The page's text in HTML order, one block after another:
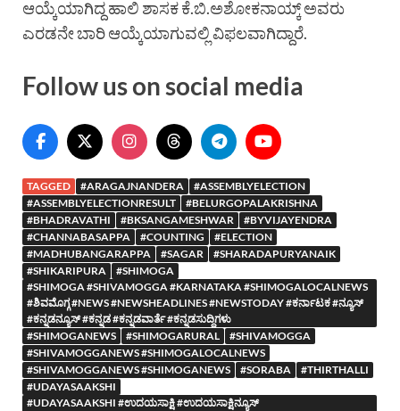
ಆಯ್ಕೆಯಾಗಿದ್ದ ಹಾಲಿ ಶಾಸಕ ಕೆ.ಬಿ.ಅಶೋಕನಾಯ್ಕ್ ಅವರು
ಎರಡನೇ ಬಾರಿ ಆಯ್ಕೆಯಾಗುವಲ್ಲಿ ವಿಫಲವಾಗಿದ್ದಾರೆ.
Follow us on social media
TAGGED #ARAGAJNANDERA
#ASSEMBLYELECTION
#ASSEMBLYELECTIONRESULT
#BELURGOPALAKRISHNA
#BHADRAVATHI
#BKSANGAMESHWAR
#BYVIJAYENDRA
#CHANNABASAPPA
#COUNTING
#ELECTION
#MADHUBANGARAPPA
#SAGAR
#SHARADAPURYANAIK
#SHIKARIPURA
#SHIMOGA
#SHIMOGA #SHIVAMOGGA #KARNATAKA #SHIMOGALOCALNEWS
#ಶಿವಮೊಗ್ಗ #NEWS #NEWSHEADLINES #NEWSTODAY #ಕರ್ನಾಟಕ #ನ್ಯೂಸ್
#ಕನ್ನಡನ್ಯೂಸ್ #ಕನ್ನಡ #ಕನ್ನಡವಾರ್ತೆ #ಕನ್ನಡಸುದ್ದಿಗಳು
#SHIMOGANEWS
#SHIMOGARURAL
#SHIVAMOGGA
#SHIVAMOGGANEWS #SHIMOGALOCALNEWS
#SHIVAMOGGANEWS #SHIMOGANEWS
#SORABA
#THIRTHALLI
#UDAYASAAKSHI
#UDAYASAAKSHI #ಉದಯಸಾಕ್ಷಿ #ಉದಯಸಾಕ್ಷಿನ್ಯೂಸ್